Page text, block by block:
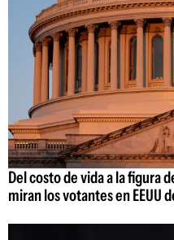
Del costo de vida a la figura
miran los votantes en EEUU